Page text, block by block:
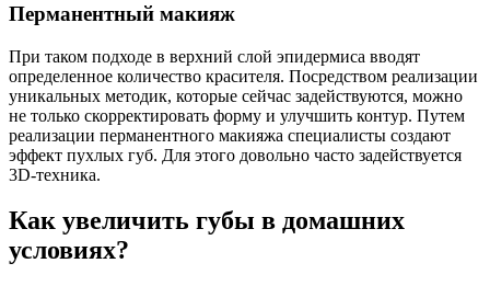
Перманентный макияж
При таком подходе в верхний слой эпидермиса вводят
определенное количество красителя. Посредством реализации
уникальных методик, которые сейчас задействуются, можно
не только скорректировать форму и улучшить контур. Путем
реализации перманентного макияжа специалисты создают
эффект пухлых губ. Для этого довольно часто задействуется
3D-техника.
Как увеличить губы в домашних
условиях?